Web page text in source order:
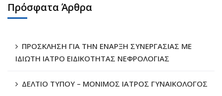
Πρόσφατα Άρθρα
ΠΡΟΣΚΛΗΣΗ ΓΙΑ ΤΗΝ ΕΝΑΡΞΗ ΣΥΝΕΡΓΑΣΙΑΣ ΜΕ
ΙΔΙΩΤΗ ΙΑΤΡΟ ΕΙΔΙΚΟΤΗΤΑΣ ΝΕΦΡΟΛΟΓΙΑΣ
ΔΕΛΤΙΟ ΤΥΠΟΥ – ΜΟΝΙΜΟΣ ΙΑΤΡΟΣ ΓΥΝΑΙΚΟΛΟΓΟΣ